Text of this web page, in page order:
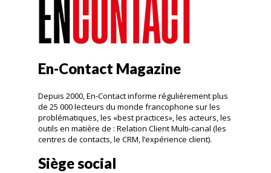
En-Contact Magazine
Depuis 2000, En-Contact informe régulièrement plus
de 25 000 lecteurs du monde francophone sur les
problématiques, les «best practices», les acteurs, les
outils en matière de : Relation Client Multi-canal (les
centres de contacts, le CRM, l’expérience client).
Siège social